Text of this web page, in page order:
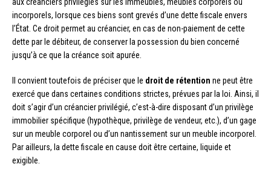
incorporels, lorsque ces biens sont grevés d’une dette fiscale envers
l’État. Ce droit permet au créancier, en cas de non-paiement de cette
dette par le débiteur, de conserver la possession du bien concerné
jusqu’à ce que la créance soit apurée.
Il convient toutefois de préciser que le droit de rétention ne peut être
exercé que dans certaines conditions strictes, prévues par la loi. Ainsi, il
doit s’agir d’un créancier privilégié, c’est-à-dire disposant d’un privilège
immobilier spécifique (hypothèque, privilège de vendeur, etc.), d’un gage
sur un meuble corporel ou d’un nantissement sur un meuble incorporel.
Par ailleurs, la dette fiscale en cause doit être certaine, liquide et
exigible.